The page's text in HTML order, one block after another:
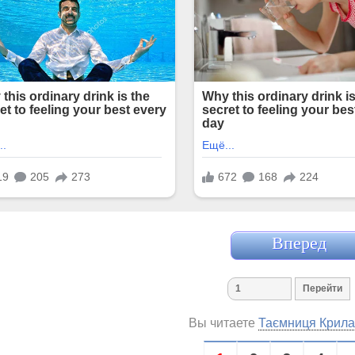
Вперед
Вы читаете Таємниця